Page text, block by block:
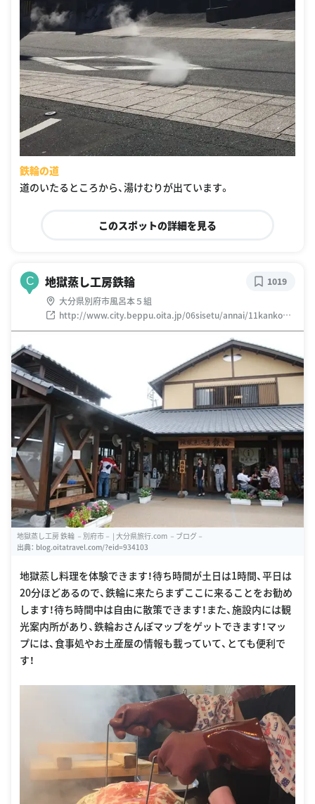
鉄輪の道
道のいたるところから、湯けむりが出ています。
このスポットの詳細を見る
C 地獄蒸し工房鉄輪
大分県別府市風呂本５組
http://www.city.beppu.oita.jp/06sisetu/annai/11kankou/
11-17jikgokumushi.html
1019
地獄蒸し工房 鉄輪 －別府市－ | 大分県旅行.com －ブログ－
出典： blog.oitatravel.com/?eid=934103
地獄蒸し料理を体験できます！待ち時間が土日は1時間、平日は
20分ほどあるので、鉄輪に来たらまずここに来ることをお勧め
します！待ち時間中は自由に散策できます！また、施設内には観
光案内所があり、鉄輪おさんぽマップをゲットできます！マッ
プには、食事処やお土産屋の情報も載っていて、とても便利で
す！